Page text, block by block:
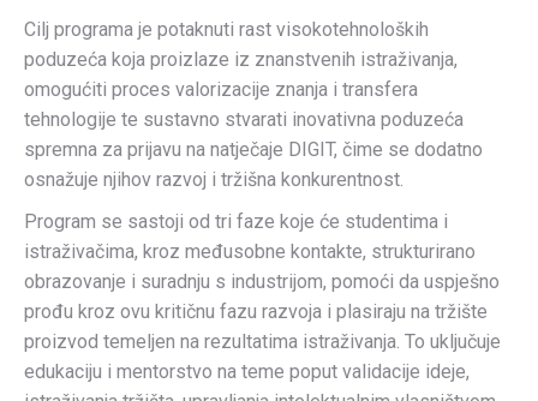
Cilj programa je potaknuti rast visokotehnoloških
poduzeća koja proizlaze iz znanstvenih istraživanja,
omogućiti proces valorizacije znanja i transfera
tehnologije te sustavno stvarati inovativna poduzeća
spremna za prijavu na natječaje DIGIT, čime se dodatno
osnažuje njihov razvoj i tržišna konkurentnost.
Program se sastoji od tri faze koje će studentima i
istraživačima, kroz međusobne kontakte, strukturirano
obrazovanje i suradnju s industrijom, pomoći da uspješno
prođu kroz ovu kritičnu fazu razvoja i plasiraju na tržište
proizvod temeljen na rezultatima istraživanja. To uključuje
edukaciju i mentorstvo na teme poput validacije ideje,